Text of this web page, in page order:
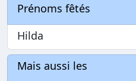
Prénoms fêtés
Hilda
Mais aussi les